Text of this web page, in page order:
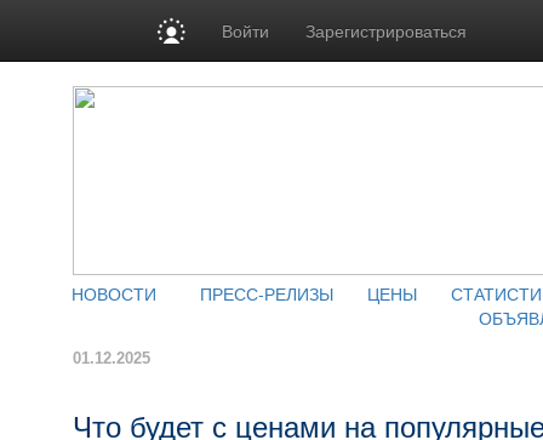
Войти Зарегистрироваться
НОВОСТИ ПРЕСС-РЕЛИЗЫ ЦЕНЫ
01.12.2025
Что будет с ценами на